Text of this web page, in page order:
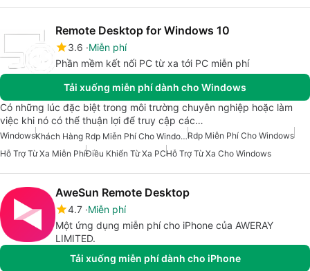
Remote Desktop for Windows 10
3.6 Miễn phí
Phần mềm kết nối PC từ xa tới PC miễn phí
Tải xuống miễn phí dành cho Windows
Có những lúc đặc biệt trong môi trường chuyên nghiệp hoặc làm
việc khi nó có thể thuận lợi để truy cập các…
Windows Khách Hàng Rdp Miễn Phí Cho WindowsRdp Miễn Phí Cho Windows
Hỗ Trợ Từ Xa Miễn PhíĐiều Khiển Từ Xa PCHỗ Trợ Từ Xa Cho Windows
AweSun Remote Desktop
4.7 Miễn phí
Một ứng dụng miễn phí cho iPhone của AWERAY
LIMITED.
Tải xuống miễn phí dành cho iPhone